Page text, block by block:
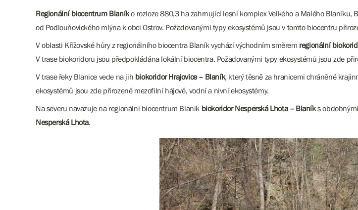
Regionální biocentrum Blaníko rozloze 880,3 ha zahrnující lesní komplex Velkého a Malého Blaníku,
od Podlouňovického mlýna k obci Ostrov. Požadovanými typy ekosystémů jsou v tomto biocentru
V oblasti Křížovské hůry z regionálního biocentra Blaník vychází východním směrem regionální
V trase biokoridoru jsou předpokládána lokální biocentra. Požadovanými typy ekosystémů jsou zde
V trase řeky Blanice vede na jih biokoridor Hrajovice – Blaník, který těsně za hranicemi chráněné
ekosystémů jsou zde přirozené mezofilní hájové, vodní a nivní ekosystémy.
Na severu navazuje na regionální biocentrum Blaník biokoridor Nesperská Lhota – Blaníks
Nesperská Lhota.